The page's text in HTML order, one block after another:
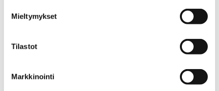
Mieltymykset
Tilastot
Markkinointi
Pisara – kulttuuriympäristöt arjen arvoiksi